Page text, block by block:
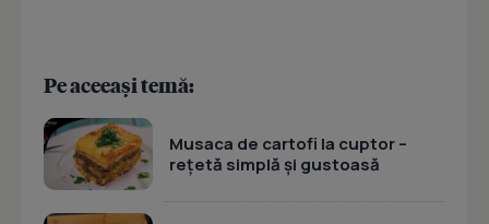
Pe aceeași temă:
Musaca de cartofi la cuptor –
rețetă simplă și gustoasă